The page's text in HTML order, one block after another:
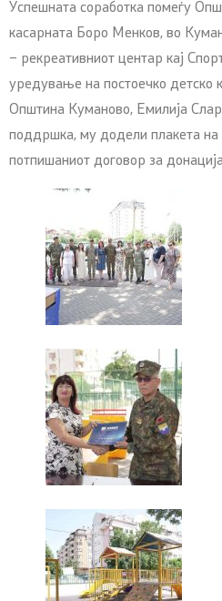
Успешната соработка помеѓу
касарната Боро Менков, во
– рекреативниот центар кај
уредување на постоечко детско
Општина Куманово, Емилија
поддршка, му додели плакета
потпишаниот договор за